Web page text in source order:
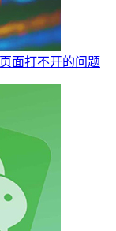
面打不开的问题